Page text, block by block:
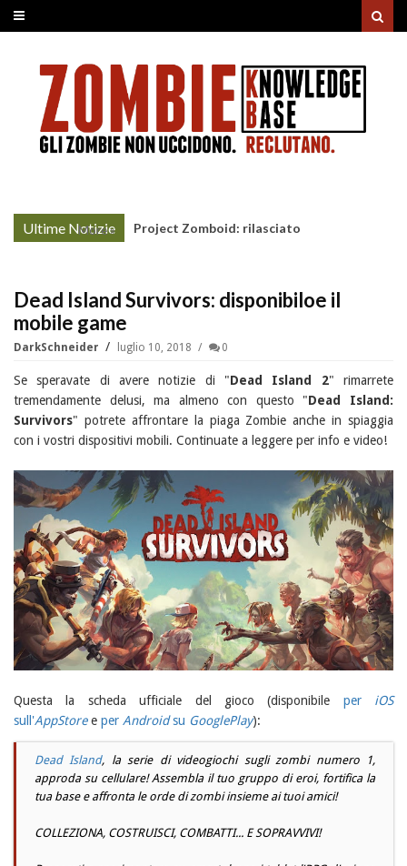
Ultime Notizie
More »
Project Zomboid: rilasciato
Dead Island Survivors: disponibiloe il
mobile game
DarkSchneider luglio 10, 2018 0
Se speravate di avere notizie di "Dead Island 2" rimarrete
tremendamente delusi, ma almeno con questo "Dead Island:
Survivors" potrete affrontare la piaga Zombie anche in spiaggia
con i vostri dispositivi mobili. Continuate a leggere per info e video!
Questa la scheda ufficiale del gioco (disponibile per iOS
sull'AppStoree per Androidsu GooglePlay):
Dead Island, la serie di videogiochi sugli zombi numero 1,
approda su cellulare! Assembla il tuo gruppo di eroi, fortifica la
tua base e affronta le orde di zombi insieme ai tuoi amici!
COLLEZIONA, COSTRUISCI, COMBATTI... E SOPRAVVIVI!